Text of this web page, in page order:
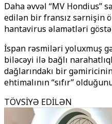
Daha əvvəl “MV Hondius”
edilən bir fransız sərnişin
hantavirus əlamətləri
İspan rəsmiləri yoluxmuş
biləcəyi ilə bağlı
dağlarındakı bir
ehtimalının “sıfır”
TÖVSİYƏ EDİLƏN